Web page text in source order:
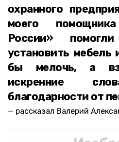
охранного
моего
России»
установить мебель
бы мелочь, а
искренние
благодарности от
рассказал Валерий